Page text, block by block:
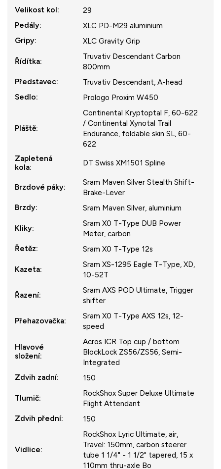
Velikost kol:
29
Pedály:
XLC PD-M29 aluminium
Gripy: XLC Gravity Grip
Řídítka:
Truvativ Descendant Carbon
800mm
Představec:
Truvativ Descendant, A-head
Sedlo: Prologo Proxim W450
Pláště:
Continental Kryptoptal F, 60-622
/ Continental Xynotal Trail
Endurance, foldable skin SL, 60-
622
Zapletená
kola: DT Swiss XM1501 Spline
Brzdové páky:
Sram Maven Silver Stealth Shift-
Brake-Lever
Brzdy: Sram Maven Silver, aluminium
Kliky:
Sram X0 T-Type DUB Power
Meter, carbon
Řetěz: Sram X0 T-Type 12s
Kazeta:
Sram XS-1295 Eagle T-Type, XD,
10-52T
Řazení:
Sram AXS POD Ultimate, Trigger
shifter
Přehazovačka:
Sram X0 T-Type AXS 12s, 12-
speed
Hlavové
složení:
Acros ICR Top cup / bottom
BlockLock ZS56/ZS56, Semi-
Integrated
Zdvih zadní: 150
Tlumič:
RockShox Super Deluxe Ultimate
Flight Attendant
Zdvih přední: 150
Vidlice:
RockShox Lyric Ultimate, air,
Travel: 150mm, carbon steerer
tube 1 1/4" - 1 1/2" tapered, 15 x
110mm thru-axle Bo